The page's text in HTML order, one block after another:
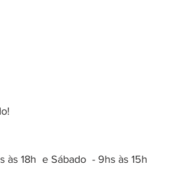
às 18h  e Sábado  - 9hs às 15h